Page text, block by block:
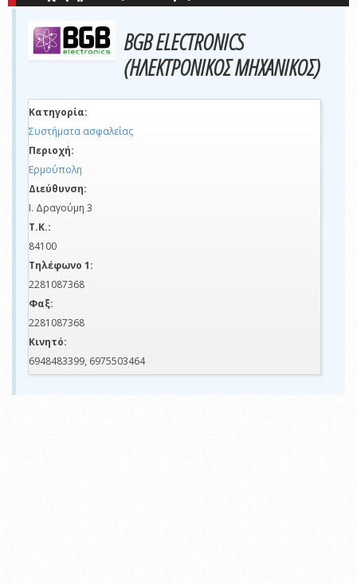
BGB ELECTRONICS
(ΗΛΕΚΤΡΟΝΙΚΟΣ ΜΗΧΑΝΙΚΟΣ)
Κατηγορία:
Συστήματα ασφαλείας
Περιοχή:
Ερμούπολη
Διεύθυνση:
Ι. Δραγούμη 3
Τ.Κ.:
84100
Τηλέφωνο 1:
2281087368
Φαξ:
2281087368
Κινητό:
6948483399, 6975503464